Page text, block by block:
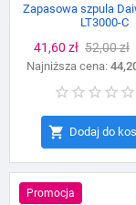
Zapasowa szpula
LT3000-C
Cena
41,60 zł Cena
52,00 zł
Najniższa cena:
 Dodaj do
Promocja